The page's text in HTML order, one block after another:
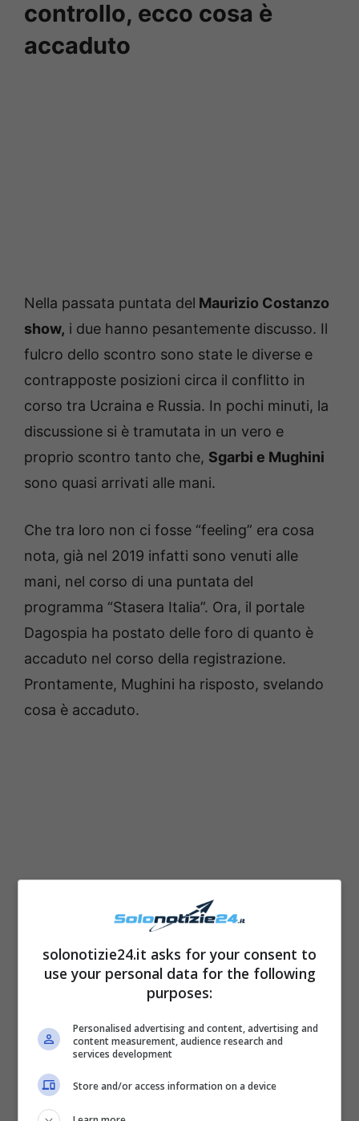
controllo, ecco cosa è
accaduto
Nella passata puntata del Maurizio Costanzo
show, i due hanno pesantemente discusso. Il
fulcro dello scontro sono state le diverse e
contrapposte posizioni circa il conflitto in
corso tra Ucraina e Russia. In pochi minuti, la
discussione si è tramutata in un vero e
proprio scontro tanto che, Sgarbi e Mughini
sono quasi arrivati alle mani.
Che tra loro non ci fosse “feeling” era cosa
nota, già nel 2019 infatti sono venuti alle
mani, nel corso di una puntata del
programma “Stasera Italia”. Ora, il portale
Dagospia ha postato delle foro di quanto è
accaduto nel corso della registrazione.
Prontamente, Mughini ha risposto, svelando
cosa è accaduto.
solonotizie24.it asks for your consent to
use your personal data for the following
purposes:
Personalised advertising and content, advertising and
content measurement, audience research and
services development
Store and/or access information on a device